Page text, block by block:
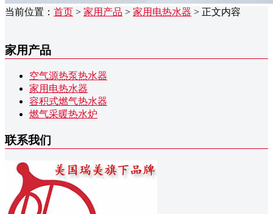
当前位置： 首页 > 家用产品 > 家用电热水器 > 正文内容
家用产品
空气源热泵热水器
家用电热水器
容积式燃气热水器
燃气采暖热水炉
联系我们